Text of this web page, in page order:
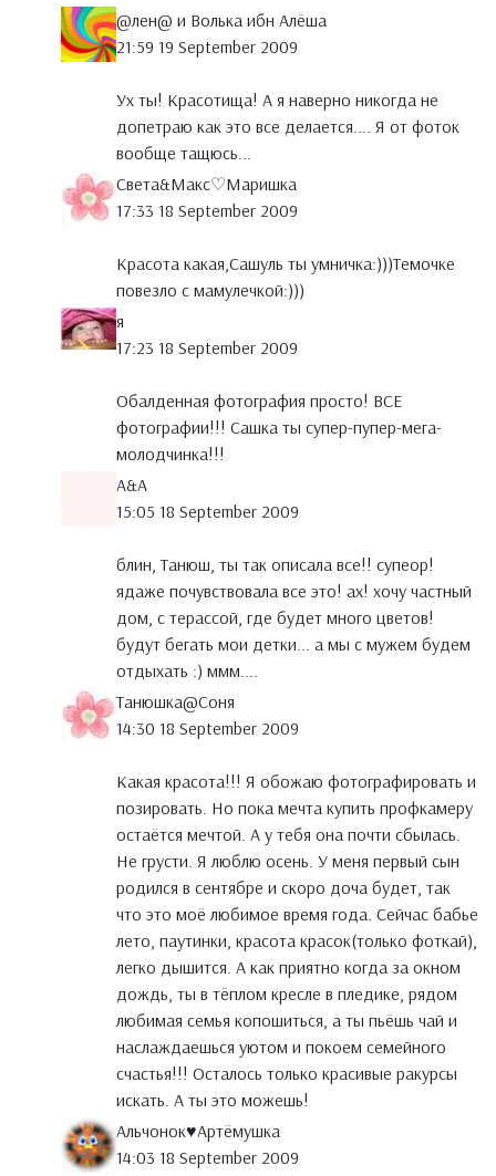
@лен@ и Волька ибн Алёша
21:59 19 September 2009
Ух ты! Красотища! А я наверно никогда не
допетраю как это все делается.... Я от фоток
вообще тащюсь...
Света&Макс♡Маришка
17:33 18 September 2009
Красота какая,Сашуль ты умничка:)))Темочке
повезло с мамулечкой:)))
я
17:23 18 September 2009
Обалденная фотография просто! ВСЕ
фотографии!!! Сашка ты супер-пупер-мега-
молодчинка!!!
A&A
15:05 18 September 2009
блин, Танюш, ты так описала все!! супеор!
ядаже почувствовала все это! ах! хочу частный
дом, с терассой, где будет много цветов!
будут бегать мои детки... а мы с мужем будем
отдыхать :) ммм....
Танюшка@Cоня
14:30 18 September 2009
Какая красота!!! Я обожаю фотографировать и
позировать. Но пока мечта купить профкамеру
остаётся мечтой. А у тебя она почти сбылась.
Не грусти. Я люблю осень. У меня первый сын
родился в сентябре и скоро доча будет, так
что это моё любимое время года. Сейчас бабье
лето, паутинки, красота красок(только фоткай),
легко дышится. А как приятно когда за окном
дождь, ты в тёплом кресле в пледике, рядом
любимая семья копошиться, а ты пьёшь чай и
наслаждаешься уютом и покоем семейного
счастья!!! Осталось только красивые ракурсы
искать. А ты это можешь!
Альчонок♥Артёмушка
14:03 18 September 2009